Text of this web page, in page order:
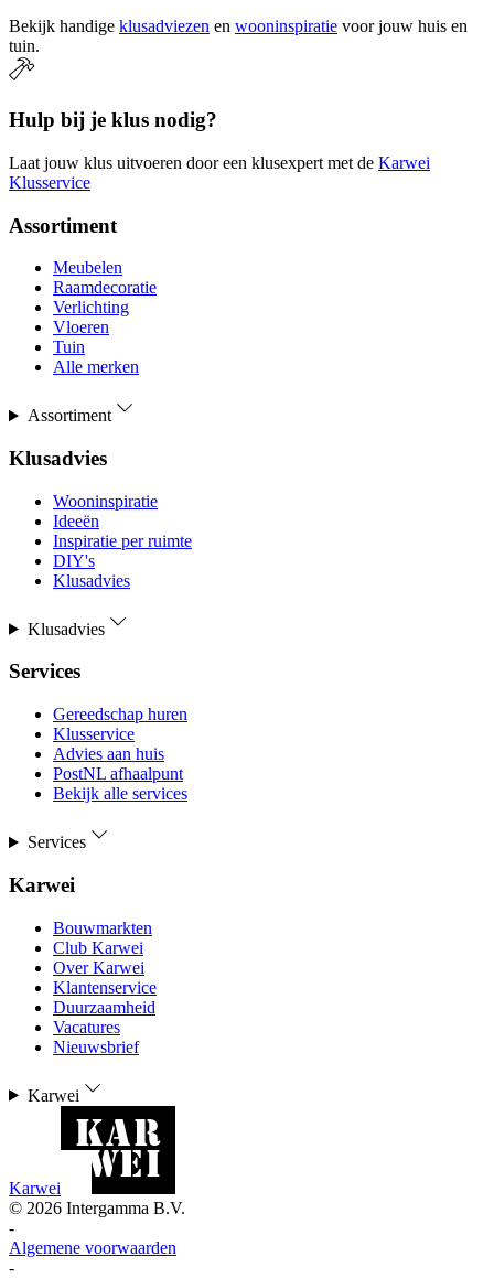
Bekijk handige klusadviezen en wooninspiratie voor jouw huis en
tuin.
Hulp bij je klus nodig?
Laat jouw klus uitvoeren door een klusexpert met de Karwei
Klusservice
Assortiment
Meubelen
Raamdecoratie
Verlichting
Vloeren
Tuin
Alle merken
Assortiment
Klusadvies
Wooninspiratie
Ideeën
Inspiratie per ruimte
DIY's
Klusadvies
Klusadvies
Services
Gereedschap huren
Klusservice
Advies aan huis
PostNL afhaalpunt
Bekijk alle services
Services
Karwei
Bouwmarkten
Club Karwei
Over Karwei
Klantenservice
Duurzaamheid
Vacatures
Nieuwsbrief
Karwei
Karwei
© 2026 Intergamma B.V.
-
Algemene voorwaarden
-